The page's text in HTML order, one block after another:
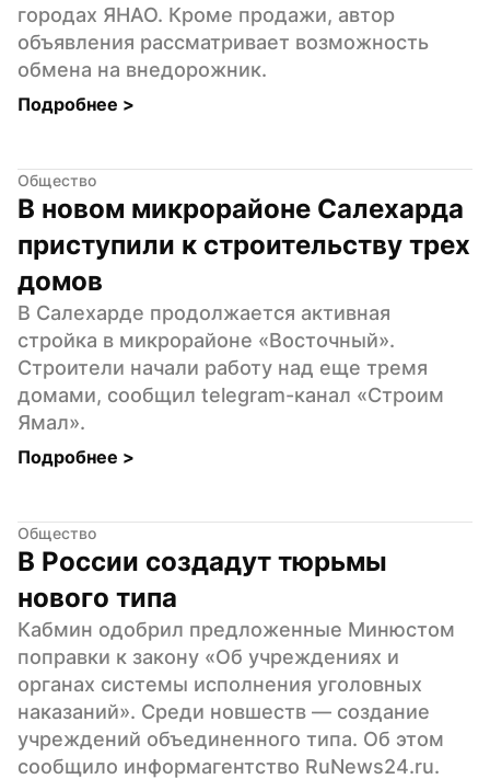
городах ЯНАО. Кроме продажи, автор
объявления рассматривает возможность
обмена на внедорожник.
Подробнее >
Общество
В новом микрорайоне Салехарда
приступили к строительству трех
домов
В Салехарде продолжается активная
стройка в микрорайоне «Восточный».
Строители начали работу над еще тремя
домами, сообщил telegram-канал «Строим
Ямал».
Подробнее >
Общество
В России создадут тюрьмы
нового типа
Кабмин одобрил предложенные Минюстом
поправки к закону «Об учреждениях и
органах системы исполнения уголовных
наказаний». Среди новшеств — создание
учреждений объединенного типа. Об этом
сообщило информагентство RuNews24.ru.